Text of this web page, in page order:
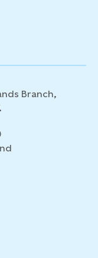
Branch,